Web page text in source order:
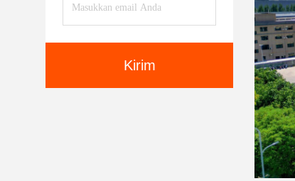
Kirim